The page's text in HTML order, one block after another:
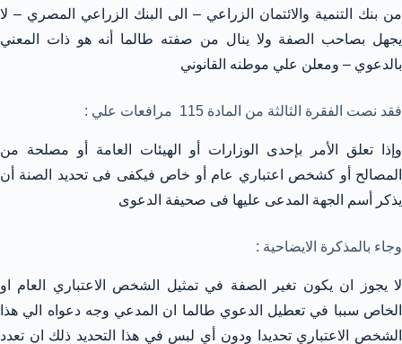
من بنك التنمية والائتمان الزراعي – الى البنك الزراعي المصري – لا
يجهل بصاحب الصفة ولا ينال من صفته طالما أنه هو ذات المعني
بالدعوي – ومعلن علي موطنه القانوني
فقد نصت الفقرة الثالثة من المادة 115 مرافعات علي :
وإذا تعلق الأمر بإحدى الوزارات أو الهيئات العامة أو مصلحة من
المصالح أو كشخص اعتباري عام أو خاص فيكفى فى تحديد الصنة أن
يذكر أسم الجهة المدعى عليها فى صحيفة الدعوى
وجاء بالمذكرة الايضاحية :
لا يجوز ان يكون تغير الصفة في تمثيل الشخص الاعتباري العام او
الخاص سببا في تعطيل الدعوي طالما ان المدعي وجه دعواه الي هذا
الشخص الاعتباري تحديدا ودون أي لبس في هذا التحديد ذلك ان تعدد